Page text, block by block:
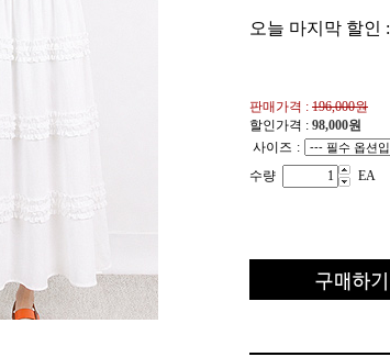
오늘 마지막 할인 :
판매가격 : 196,000원
할인가격 : 98,000원
사이즈 :
수량
EA